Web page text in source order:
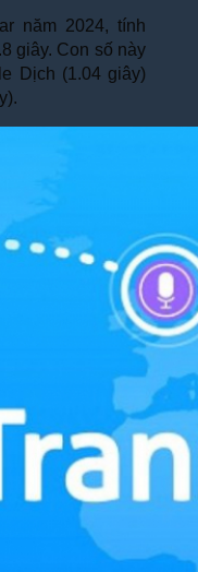
năm 2024, tính
giây. Con số này
Dịch (1.04 giây)